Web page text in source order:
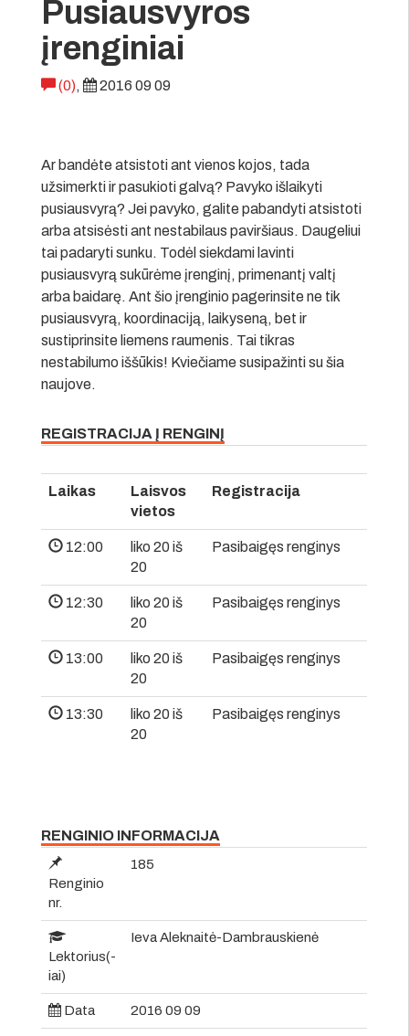
Pusiausvyros
įrenginiai
(0), 2016 09 09
Ar bandėte atsistoti ant vienos kojos, tada
užsimerkti ir pasukioti galvą? Pavyko išlaikyti
pusiausvyrą? Jei pavyko, galite pabandyti atsistoti
arba atsisėsti ant nestabilaus paviršiaus. Daugeliui
tai padaryti sunku. Todėl siekdami lavinti
pusiausvyrą sukūrėme įrenginį, primenantį valtį
arba baidarę. Ant šio įrenginio pagerinsite ne tik
pusiausvyrą, koordinaciją, laikyseną, bet ir
sustiprinsite liemens raumenis. Tai tikras
nestabilumo iššūkis! Kviečiame susipažinti su šia
naujove.
REGISTRACIJA Į RENGINĮ
Laikas
Laisvos
vietos
Registracija
12:00
liko 20 iš
20
Pasibaigęs renginys
12:30
liko 20 iš
20
Pasibaigęs renginys
13:00
liko 20 iš
20
Pasibaigęs renginys
13:30
liko 20 iš
20
Pasibaigęs renginys
RENGINIO INFORMACIJA
Renginio
nr.
185
Lektorius(-
iai)
Ieva Aleknaitė-Dambrauskienė
Data 2016 09 09